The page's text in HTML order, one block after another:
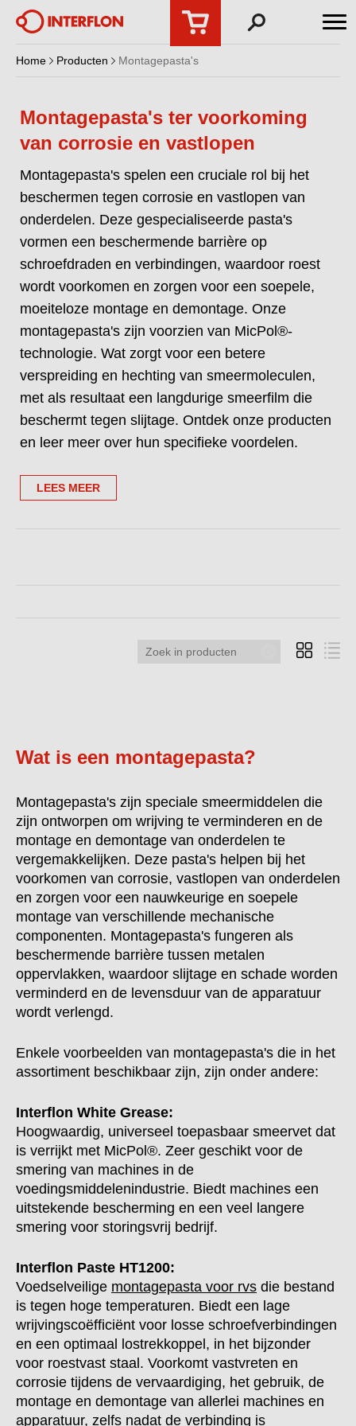
Home Producten Montagepasta's
Montagepasta's ter voorkoming
van corrosie en vastlopen
Montagepasta's spelen een cruciale rol bij het
beschermen tegen corrosie en vastlopen van
onderdelen. Deze gespecialiseerde pasta's
vormen een beschermende barrière op
schroefdraden en verbindingen, waardoor roest
wordt voorkomen en zorgen voor een soepele,
moeiteloze montage en demontage. Onze
montagepasta's zijn voorzien van MicPol®-
technologie. Wat zorgt voor een betere
verspreiding en hechting van smeermoleculen,
met als resultaat een langdurige smeerfilm die
beschermt tegen slijtage. Ontdek onze producten
en leer meer over hun specifieke voordelen.
LEES MEER
Zoek
Wat is een montagepasta?
Montagepasta's zijn speciale smeermiddelen die
zijn ontworpen om wrijving te verminderen en de
montage en demontage van onderdelen te
vergemakkelijken. Deze pasta's helpen bij het
voorkomen van corrosie, vastlopen van onderdelen
en zorgen voor een nauwkeurige en soepele
montage van verschillende mechanische
componenten. Montagepasta's fungeren als
beschermende barrière tussen metalen
oppervlakken, waardoor slijtage en schade worden
verminderd en de levensduur van de apparatuur
wordt verlengd.
Enkele voorbeelden van montagepasta's die in het
assortiment beschikbaar zijn, zijn onder andere:
Interflon White Grease:
Hoogwaardig, universeel toepasbaar smeervet dat
is verrijkt met MicPol®. Zeer geschikt voor de
smering van machines in de
voedingsmiddelenindustrie. Biedt machines een
uitstekende bescherming en een veel langere
smering voor storingsvrij bedrijf.
Interflon Paste HT1200:
Voedselveilige montagepasta voor rvs die bestand
is tegen hoge temperaturen. Biedt een lage
wrijvingscoëfficiënt voor losse schroefverbindingen
en een optimaal lostrekkoppel, in het bijzonder
voor roestvast staal. Voorkomt vastvreten en
corrosie tijdens de vervaardiging, het gebruik, de
montage en demontage van allerlei machines en
apparatuur, zelfs nadat de verbinding is